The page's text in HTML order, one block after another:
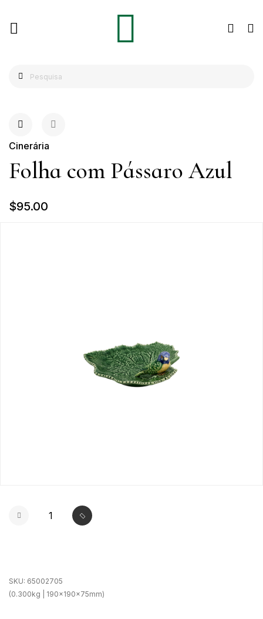
Cinerária
Folha com Pássaro Azul
$95.00
SKU: 65002705
(0.300kg | 190x190x75mm)